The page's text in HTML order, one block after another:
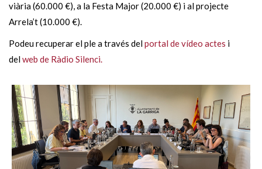
viària (60.000 €), a la Festa Major (20.000 €) i al projecte
Arrela’t (10.000 €).
Podeu recuperar el ple a través delportal de vídeo actes i
delweb de Ràdio Silenci.